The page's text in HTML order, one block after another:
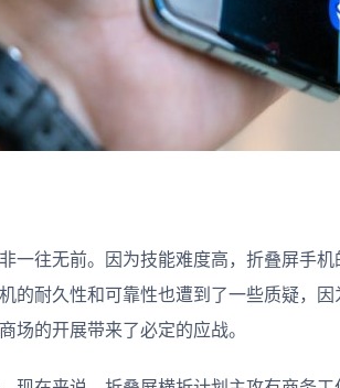
一往无前。因为技能难度高，折叠屏手
的耐久性和可靠性也遭到了一些质疑，
场的开展带来了必定的应战。